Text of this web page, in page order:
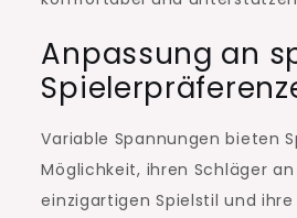
Anpassung an
Variable Spannungen bieten
Möglichkeit, ihren Schläger
einzigartigen Spielstil und ihre